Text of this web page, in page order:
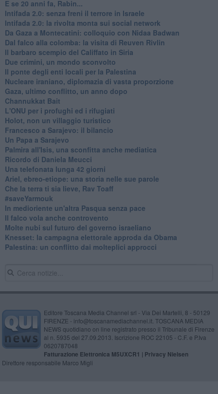
E se 20 anni fa, Rabin...
Intifada 2.0: senza freni il terrore in Israele
Intifada 2.0: la rivolta monta sui social network
Da Gaza a Montecatini: colloquio con Nidaa Badwan
Dal falco alla colomba: la visita di Reuven Rivlin
Il barbaro scempio del Califfato in Siria
Due crimini, un mondo sconvolto
Il ponte degli enti locali per la Palestina
Nucleare iraniano, diplomazia di vasta proporzione
Gaza, ultimo conflitto, un anno dopo
Channukkat Bait
L'ONU per i profughi ed i rifugiati
Holot, non un villaggio turistico
Francesco a Sarajevo: il bilancio
Un Papa a Sarajevo
Palmira all'Isis, una sconfitta anche mediatica
Ricordo di Daniela Meucci
​Una telefonata lunga 42 giorni
​Ariel, ebreo-etiope: una storia nelle sue parole
Che la terra ti sia lieve, Rav Toaff
​#saveYarmouk
​In medioriente un'altra Pasqua senza pace
​Il falco vola anche controvento
Molte nubi sul futuro del governo israeliano
Knesset: la campagna elettorale approda da Obama
Palestina: un conflitto dai molteplici approcci
Editore Toscana Media Channel srl - Via Dei Martelli, 8 - 50129
FIRENZE - info@toscanamediachannel.it. TOSCANA MEDIA
NEWS quotidiano on line registrato presso il Tribunale di Firenze
al n. 5935 del 27.09.2013. Iscrizione ROC 22105 - C.F. e P.Iva
0620787048
Fatturazione Elettronica M5UXCR1 | Privacy Nielsen
Direttore responsabile Marco Migli